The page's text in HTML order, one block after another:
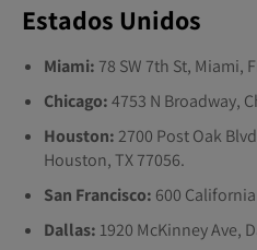
Estados Unidos
Miami: 78 SW 7th St, Miami,
Chicago:4753 N Broadway,
Houston:2700 Post Oak
Houston, TX 77056.
San Francisco: 600
Dallas: 1920 McKinney Ave,